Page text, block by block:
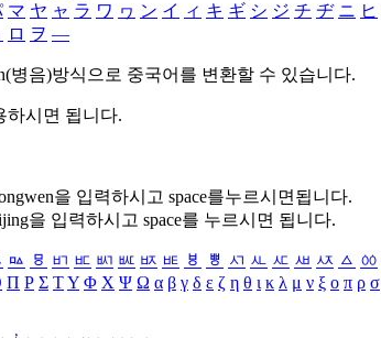
マ ヤ ャ ラ ワ ヮ ン イ ィ キ ギ シ ジ チ ヂ ニ ヒ
ロ ヲ ―
병음)방식으로 중국어를 변환할 수 있습니다.
하시면 됩니다.
을 입력하시고 space를누르시면됩니다.
을 입력하시고 space를 누르시면 됩니다.
ㅰ ㅱ ㅲ ㅳ ㅴ ㅵ ㅶ ㅷ ㅸ ㅹ ㅺ ㅻ ㅼ ㅽ ㅾ ㅿ ㆀ
Π Ρ Σ ΤΥ Φ Χ Ψ Ω α β γ δ ε ζ η θ ι κ λ μ ν ξ ο π ρ σ